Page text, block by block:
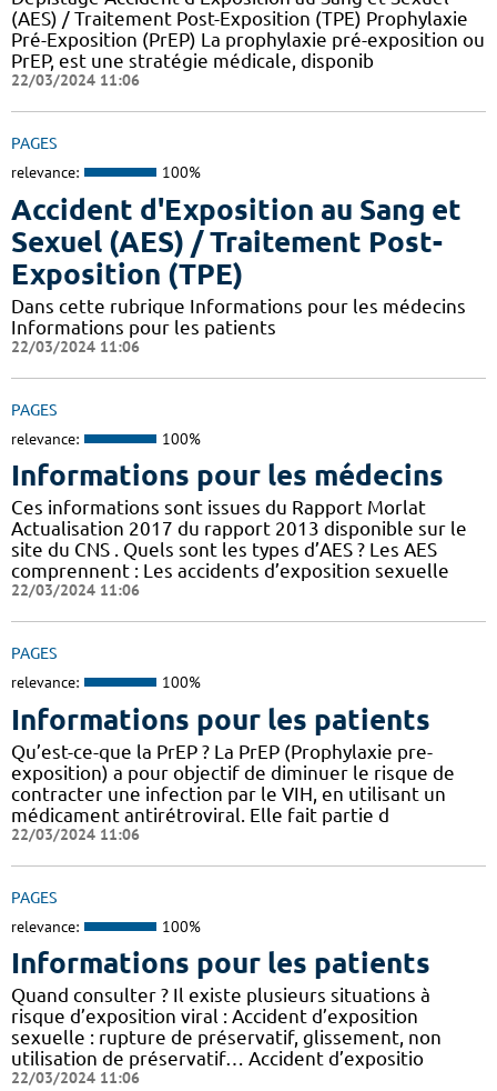
(AES) / Traitement Post-Exposition (TPE) Prophylaxie
Pré-Exposition (PrEP) La prophylaxie pré-exposition ou
PrEP, est une stratégie médicale, disponib
22/03/2024 11:06
PAGES
relevance: 100%
Accident d'Exposition au Sang et
Sexuel (AES) / Traitement Post-
Exposition (TPE)
Dans cette rubrique Informations pour les médecins
Informations pour les patients
22/03/2024 11:06
PAGES
relevance: 100%
Informations pour les médecins
Ces informations sont issues du Rapport Morlat
Actualisation 2017 du rapport 2013 disponible sur le
site du CNS . Quels sont les types d’AES ? Les AES
comprennent : Les accidents d’exposition sexuelle
22/03/2024 11:06
PAGES
relevance: 100%
Informations pour les patients
Qu’est-ce-que la PrEP ? La PrEP (Prophylaxie pre-
exposition) a pour objectif de diminuer le risque de
contracter une infection par le VIH, en utilisant un
médicament antirétroviral. Elle fait partie d
22/03/2024 11:06
PAGES
relevance: 100%
Informations pour les patients
Quand consulter ? Il existe plusieurs situations à
risque d’exposition viral : Accident d’exposition
sexuelle : rupture de préservatif, glissement, non
utilisation de préservatif… Accident d’expositio
22/03/2024 11:06